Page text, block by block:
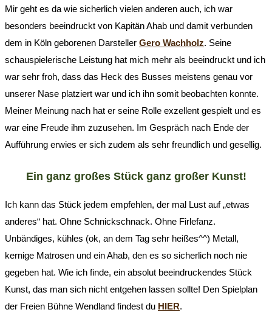
Mir geht es da wie sicherlich vielen anderen auch, ich war
besonders beeindruckt von Kapitän Ahab und damit verbunden
dem in Köln geborenen Darsteller Gero Wachholz. Seine
schauspielerische Leistung hat mich mehr als beeindruckt und ich
war sehr froh, dass das Heck des Busses meistens genau vor
unserer Nase platziert war und ich ihn somit beobachten konnte.
Meiner Meinung nach hat er seine Rolle exzellent gespielt und es
war eine Freude ihm zuzusehen. Im Gespräch nach Ende der
Aufführung erwies er sich zudem als sehr freundlich und gesellig.
Ein ganz großes Stück ganz großer Kunst!
Ich kann das Stück jedem empfehlen, der mal Lust auf „etwas
anderes“ hat. Ohne Schnickschnack. Ohne Firlefanz.
Unbändiges, kühles (ok, an dem Tag sehr heißes^^) Metall,
kernige Matrosen und ein Ahab, den es so sicherlich noch nie
gegeben hat. Wie ich finde, ein absolut beeindruckendes Stück
Kunst, das man sich nicht entgehen lassen sollte! Den Spielplan
der Freien Bühne Wendland findest du HIER.